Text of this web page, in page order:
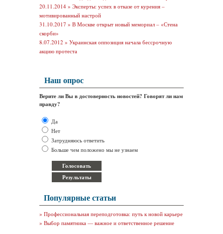
20.11.2014 » Эксперты: успех в отказе от курения –
мотивированный настрой
31.10.2017 » В Москве открыт новый мемориал – «Стена
скорби»
8.07.2012 » Украинская оппозиция начала бессрочную
акцию протеста
Наш опрос
Верите ли Вы в достоверность новостей? Говорят ли нам
правду?
Да
Нет
Затрудняюсь ответить
Больше чем положено мы не узнаем
Популярные статьи
» Профессиональная переподготовка: путь к новой карьере
» Выбор памятника — важное и ответственное решение